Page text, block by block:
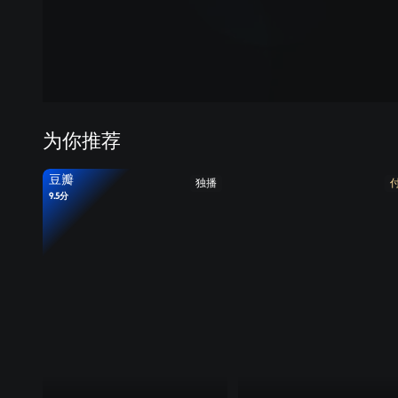
为你推荐
独播
豆瓣
9.5分